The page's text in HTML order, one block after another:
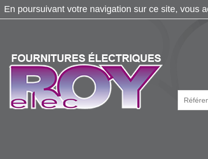
En poursuivant votre navigation sur ce site,